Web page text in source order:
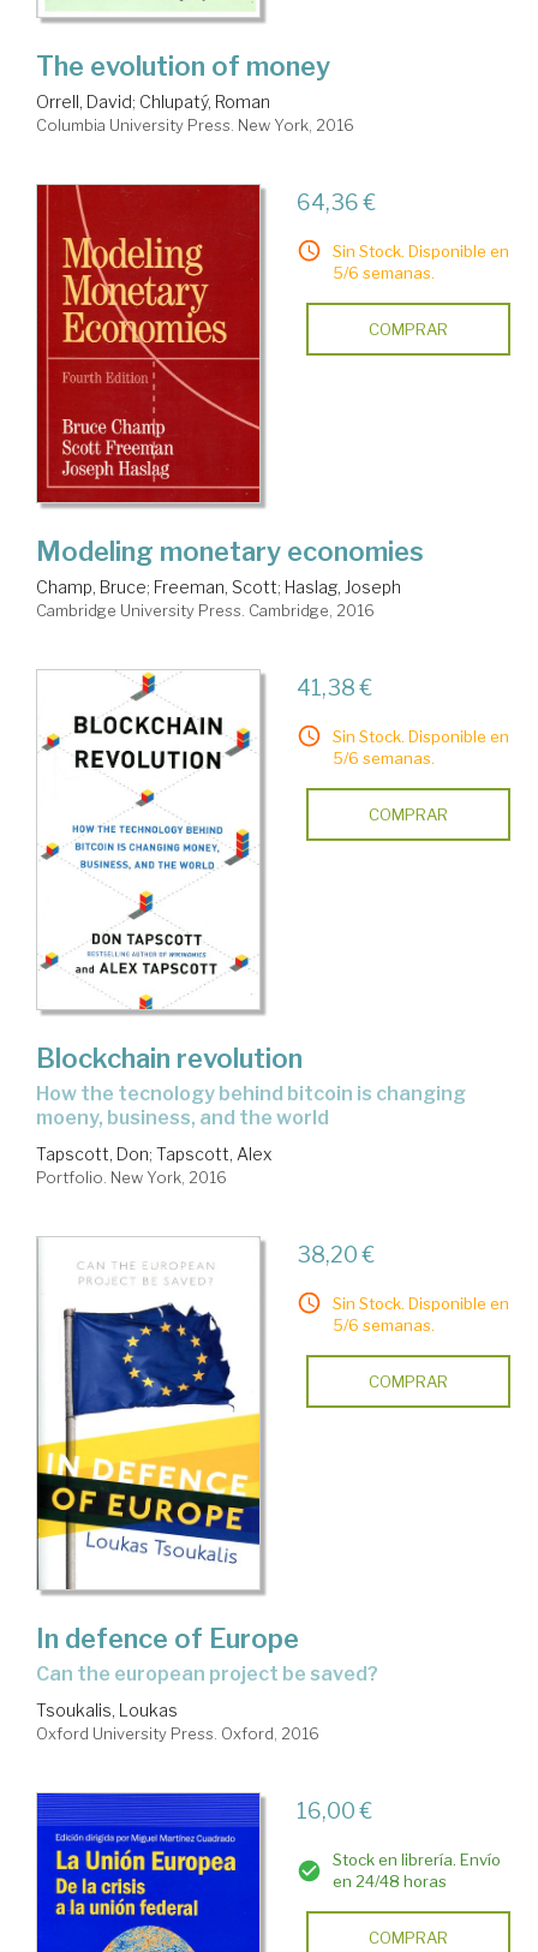
The evolution of money
Orrell, David; Chlupatý, Roman
Columbia University Press. New York, 2016
64,36 €
Sin Stock. Disponible en
5/6 semanas.
COMPRAR
Modeling monetary economies
Champ, Bruce; Freeman, Scott; Haslag, Joseph
Cambridge University Press. Cambridge, 2016
41,38 €
Sin Stock. Disponible en
5/6 semanas.
COMPRAR
Blockchain revolution
how the tecnology behind bitcoin is changing
moeny, business, and the world
Tapscott, Don; Tapscott, Alex
Portfolio. New York, 2016
38,20 €
Sin Stock. Disponible en
5/6 semanas.
COMPRAR
In defence of Europe
can the european project be saved?
Tsoukalis, Loukas
Oxford University Press. Oxford, 2016
16,00 €
Stock en librería. Envío
en 24/48 horas
COMPRAR